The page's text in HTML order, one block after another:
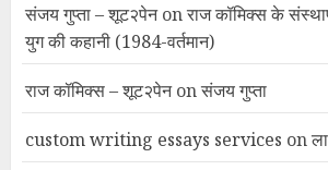
संजय गुप्ता – शूट२पेनonराज कॉमिक्स के
युग की कहानी (1984-वर्तमान)
राज कॉमिक्स – शूट२पेनonसंजय गुप्ता
custom writing essays services on